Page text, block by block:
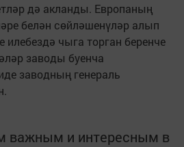
дә акланды. Европаның
белән сөйләшенүләр алып
илебездә чыга торган беренче
заводы буенча
заводның генераль
важным и интересным в